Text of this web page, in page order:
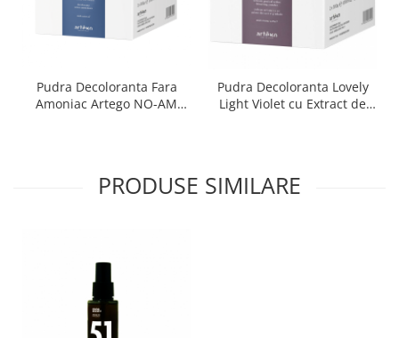
Pudra Decoloranta Fara
Amoniac Artego NO-AM
Pudra Decoloranta Lovely
Light Violet cu Extract de
PRODUSE SIMILARE